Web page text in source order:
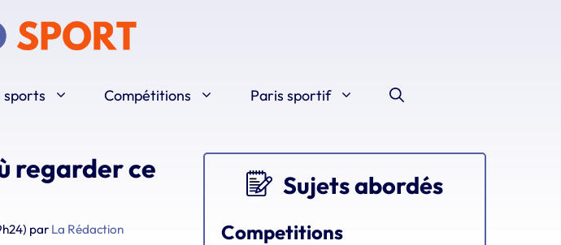
sports Compétitions Paris sportif
regarder ce
par La Rédaction
Sujets abordés
Competitions